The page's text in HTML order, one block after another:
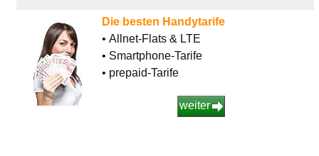
Die besten Handytarife
• Allnet-Flats & LTE
• Smartphone-Tarife
• prepaid-Tarife
weiter